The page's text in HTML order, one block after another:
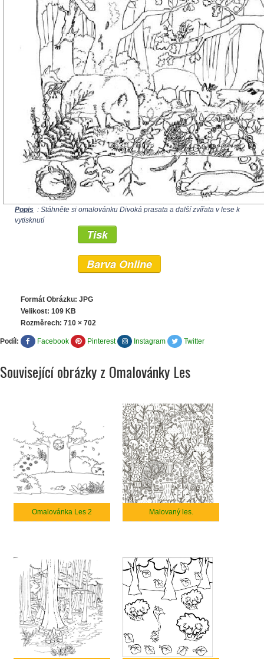
Popis : Stáhněte si omalovánku Divoká prasata a další zvířata v lese k
vytisknutí
Tisk
Barva Online
Formát Obrázku: JPG
Velikost: 109 KB
Rozměrech: 710 × 702
Podíl: Facebook Pinterest Instagram Twitter
Související obrázky z Omalovánky Les
Omalovánka Les 2 Malovaný les.